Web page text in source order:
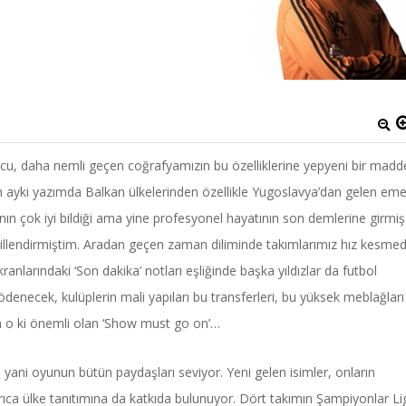
daha nemli geçen coğrafyamızın bu özelliklerine yepyeni bir
yazımda Balkan ülkelerinden özellikle Yugoslavya’dan gelen
çok iyi bildiği ama yine profesyonel hayatının son demlerine girmiş
Aradan geçen zaman diliminde takımlarımız hız
‘Son dakika’ notları eşliğinde başka yıldızlar da futbol
kulüplerin mali yapıları bu transferleri, bu yüksek meblağları
ki önemli olan ‘Show must go on’…
oyunun bütün paydaşları seviyor. Yeni gelen isimler, onların
ülke tanıtımına da katkıda bulunuyor. Dört takımın Şampiyonlar